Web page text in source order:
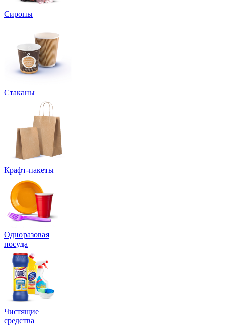
Сиропы
Стаканы
Крафт-пакеты
Одноразовая
посуда
Чистящие
средства